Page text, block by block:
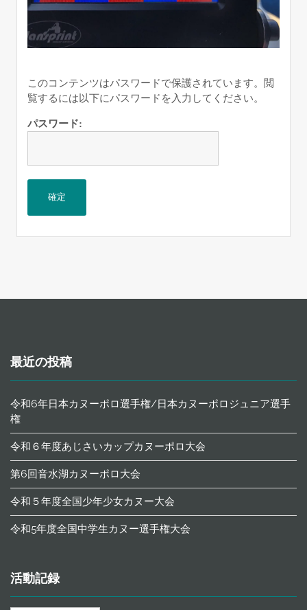
このコンテンツはパスワードで保護されています。閲
覧するには以下にパスワードを入力してください。
パスワード:
最近の投稿
令和6年日本カヌーポロ選手権/日本カヌーポロジュニア選手
権
令和６年度あじさいカップカヌーポロ大会
第6回音水湖カヌーポロ大会
令和５年度全国少年少女カヌー大会
令和5年度全国中学生カヌー選手権大会
活動記録